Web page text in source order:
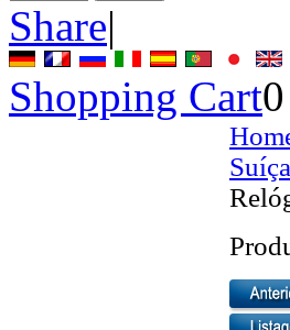
Share|
Shopping Cart0
Suíça